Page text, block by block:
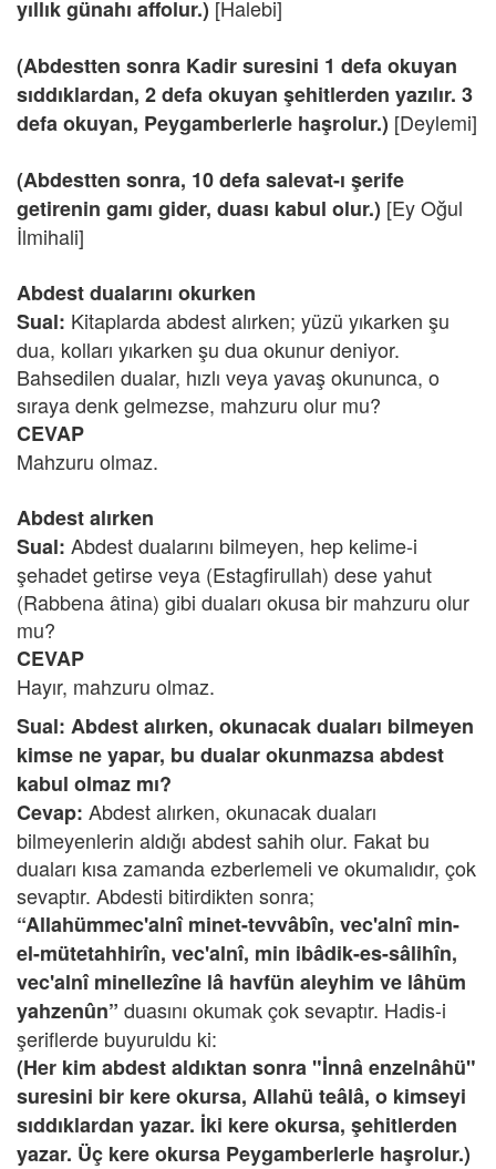
yıllık günahı affolur.) [Halebi]
(Abdestten sonra Kadir suresini 1 defa okuyan
sıddıklardan, 2 defa okuyan şehitlerden yazılır. 3
defa okuyan, Peygamberlerle haşrolur.) [Deylemi]
(Abdestten sonra, 10 defa salevat-ı şerife
getirenin gamı gider, duası kabul olur.) [Ey Oğul
İlmihali]
Abdest dualarını okurken
Sual: Kitaplarda abdest alırken; yüzü yıkarken şu
dua, kolları yıkarken şu dua okunur deniyor.
Bahsedilen dualar, hızlı veya yavaş okununca, o
sıraya denk gelmezse, mahzuru olur mu?
CEVAP
Mahzuru olmaz.
Abdest alırken
Sual: Abdest dualarını bilmeyen, hep kelime-i
şehadet getirse veya (Estagfirullah) dese yahut
(Rabbena âtina) gibi duaları okusa bir mahzuru olur
mu?
CEVAP
Hayır, mahzuru olmaz.
Sual: Abdest alırken, okunacak duaları bilmeyen
kimse ne yapar, bu dualar okunmazsa abdest
kabul olmaz mı?
Cevap: Abdest alırken, okunacak duaları
bilmeyenlerin aldığı abdest sahih olur. Fakat bu
duaları kısa zamanda ezberlemeli ve okumalıdır, çok
sevaptır. Abdesti bitirdikten sonra;
“Allahümmec'alnî minet-tevvâbîn, vec'alnî min-
el-mütetahhirîn, vec'alnî, min ibâdik-es-sâlihîn,
vec'alnî minellezîne lâ havfün aleyhim ve lâhüm
yahzenûn” duasını okumak çok sevaptır. Hadis-i
şeriflerde buyuruldu ki:
(Her kim abdest aldıktan sonra "İnnâ enzelnâhü"
suresini bir kere okursa, Allahü teâlâ, o kimseyi
sıddıklardan yazar. İki kere okursa, şehitlerden
yazar. Üç kere okursa Peygamberlerle haşrolur.)